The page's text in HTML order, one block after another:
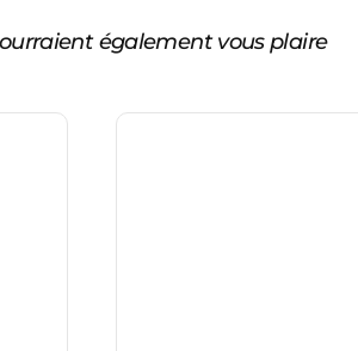
également vous plaire